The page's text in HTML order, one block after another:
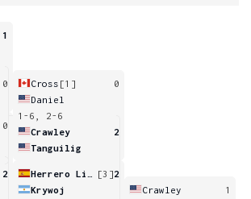
1
0
0
2
Cross [1]
0
Daniel
1-6, 2-6
Crawley
2
Tanguilig
[3]2
Krywoj
Crawley
1